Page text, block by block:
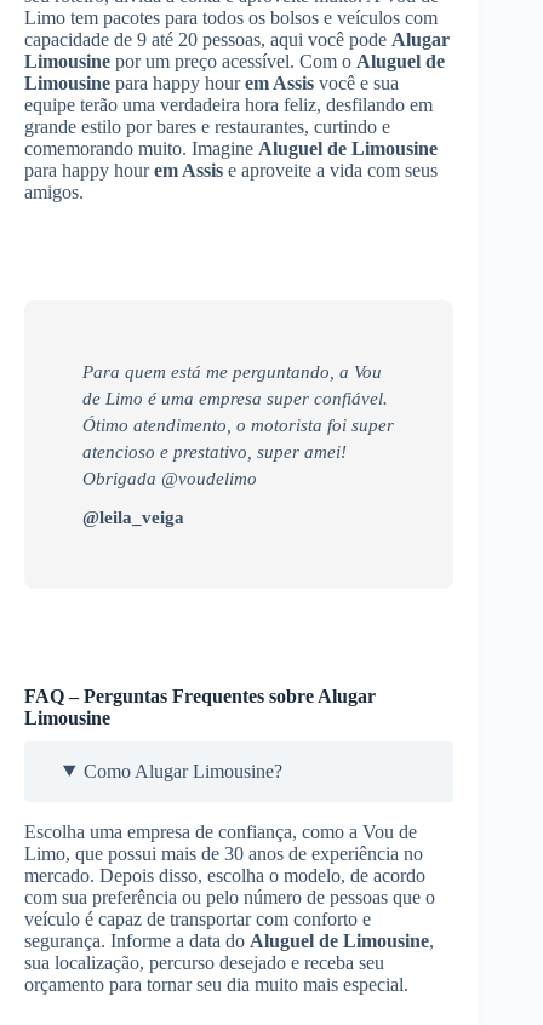
Limo tem pacotes para todos os bolsos e veículos com
capacidade de 9 até 20 pessoas, aqui você pode Alugar
Limousine por um preço acessível. Com o Aluguel de
Limousine para happy hourem Assis você e sua
equipe terão uma verdadeira hora feliz, desfilando em
grande estilo por bares e restaurantes, curtindo e
comemorando muito. Imagine Aluguel de Limousine
para happy hourem Assis e aproveite a vida com seus
amigos.
Para quem está me perguntando, a Vou
de Limo é uma empresa super confiável.
Ótimo atendimento, o motorista foi super
atencioso e prestativo, super amei!
Obrigada @voudelimo
@leila_veiga
FAQ – Perguntas Frequentes sobre Alugar
Limousine
Como Alugar Limousine?
Escolha uma empresa de confiança, como a Vou de
Limo, que possui mais de 30 anos de experiência no
mercado. Depois disso, escolha o modelo, de acordo
com sua preferência ou pelo número de pessoas que o
veículo é capaz de transportar com conforto e
segurança. Informe a data do Aluguel de Limousine,
sua localização, percurso desejado e receba seu
orçamento para tornar seu dia muito mais especial.